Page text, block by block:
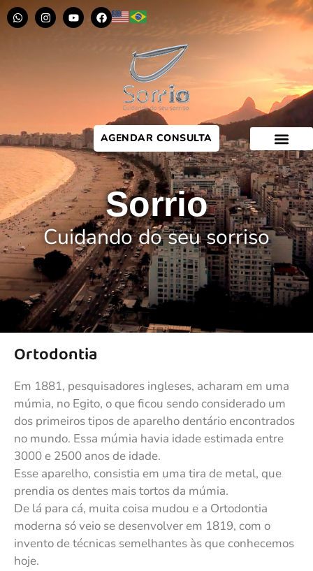
AGENDAR CONSULTA
Sorrio
Cuidando do seu sorriso
Ortodontia
Em 1881, pesquisadores ingleses, acharam em uma
múmia, no Egito, o que ficou sendo considerado um
dos primeiros tipos de aparelho dentário encontrados
no mundo. Essa múmia havia idade estimada entre
3000 e 2500 anos de idade.
Esse aparelho, consistia em uma tira de metal, que
prendia os dentes mais tortos da múmia.
De lá para cá, muita coisa mudou e a Ortodontia
moderna só veio se desenvolver em 1819, com o
invento de técnicas semelhantes às que conhecemos
hoje.